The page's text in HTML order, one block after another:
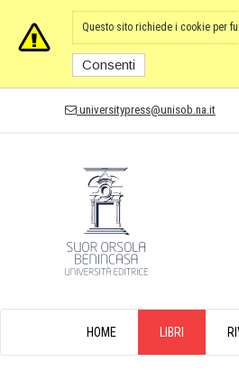
Questo sito richiede i cookie per
Consenti
universitypress@unisob.na.it
HOME LIBRI